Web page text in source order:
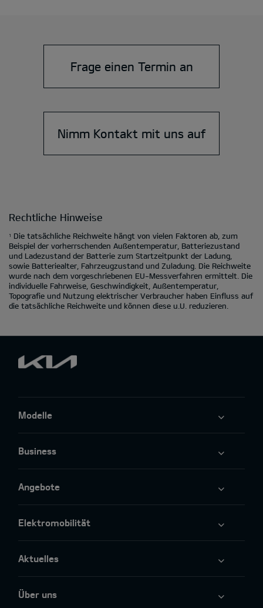
Frage einen Termin an
Nimm Kontakt mit uns auf
Rechtliche Hinweise
1
Die tatsächliche Reichweite hängt von vielen Faktoren ab, zum
Beispiel der vorherrschenden Außentemperatur, Batteriezustand
und Ladezustand der Batterie zum Startzeitpunkt der Ladung,
sowie Batteriealter, Fahrzeugzustand und Zuladung. Die Reichweite
wurde nach dem vorgeschriebenen EU-Messverfahren ermittelt. Die
individuelle Fahrweise, Geschwindigkeit, Außentemperatur,
Topografie und Nutzung elektrischer Verbraucher haben Einfluss auf
die tatsächliche Reichweite und können diese u.U. reduzieren.
Modelle
Business
Angebote
Elektromobilität
Aktuelles
Über uns